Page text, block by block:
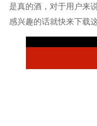
是真的酒，对于用户来
感兴趣的话就快来下载